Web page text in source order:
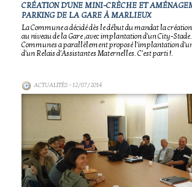
CRÉATION D'UNE MINI-CRÈCHE ET
PARKING DE LA GARE À MARLIEUX
La Commune a décidé dès le début du mandat la
au niveau de la Gare ,avec implantation d'un City-
Communes a parallèlement proposé l'implantation
d'un Relais d'Assistantes Maternelles. C'est parti !.
ACTUALITÉS- 12/07/2014